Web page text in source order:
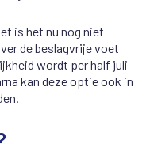
is het nu nog niet
de beslagvrije voet
wordt per half juli
kan deze optie ook in